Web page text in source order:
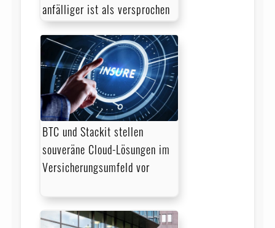
anfälliger ist als versprochen
BTC und Stackit stellen
souveräne Cloud-Lösungen im
Versicherungsumfeld vor